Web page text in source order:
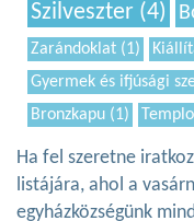
Szilveszter (4)
Zarándoklat (1)
Gyermek és ifjúsági
Bronzkapu (1)
Ha fel szeretne
listájára, ahol a
egyházközségünk